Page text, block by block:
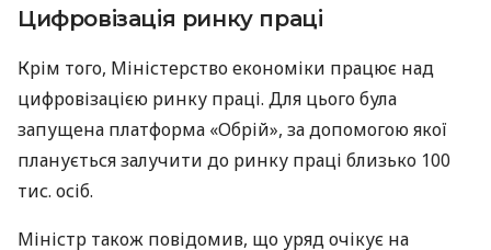
Цифровізація ринку праці
Крім того, Міністерство економіки працює над
цифровізацією ринку праці. Для цього була
запущена платформа «Обрій», за допомогою якої
планується залучити до ринку праці близько 100
тис. осіб.
Міністр також повідомив, що уряд очікує на